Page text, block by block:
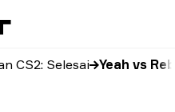
CS2: Selesai Yeah vs